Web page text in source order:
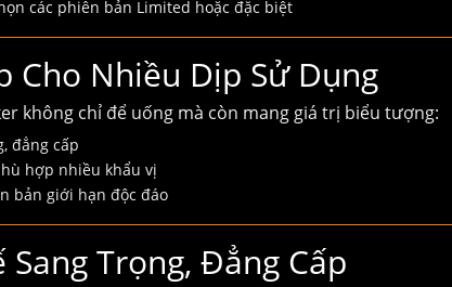
các phiên bản Limited hoặc đặc biệt
Cho Nhiều Dịp Sử Dụng
không chỉ để uống mà còn mang giá trị biểu tượng:
đẳng cấp
hợp nhiều khẩu vị
bản giới hạn độc đáo
Sang Trọng, Đẳng Cấp